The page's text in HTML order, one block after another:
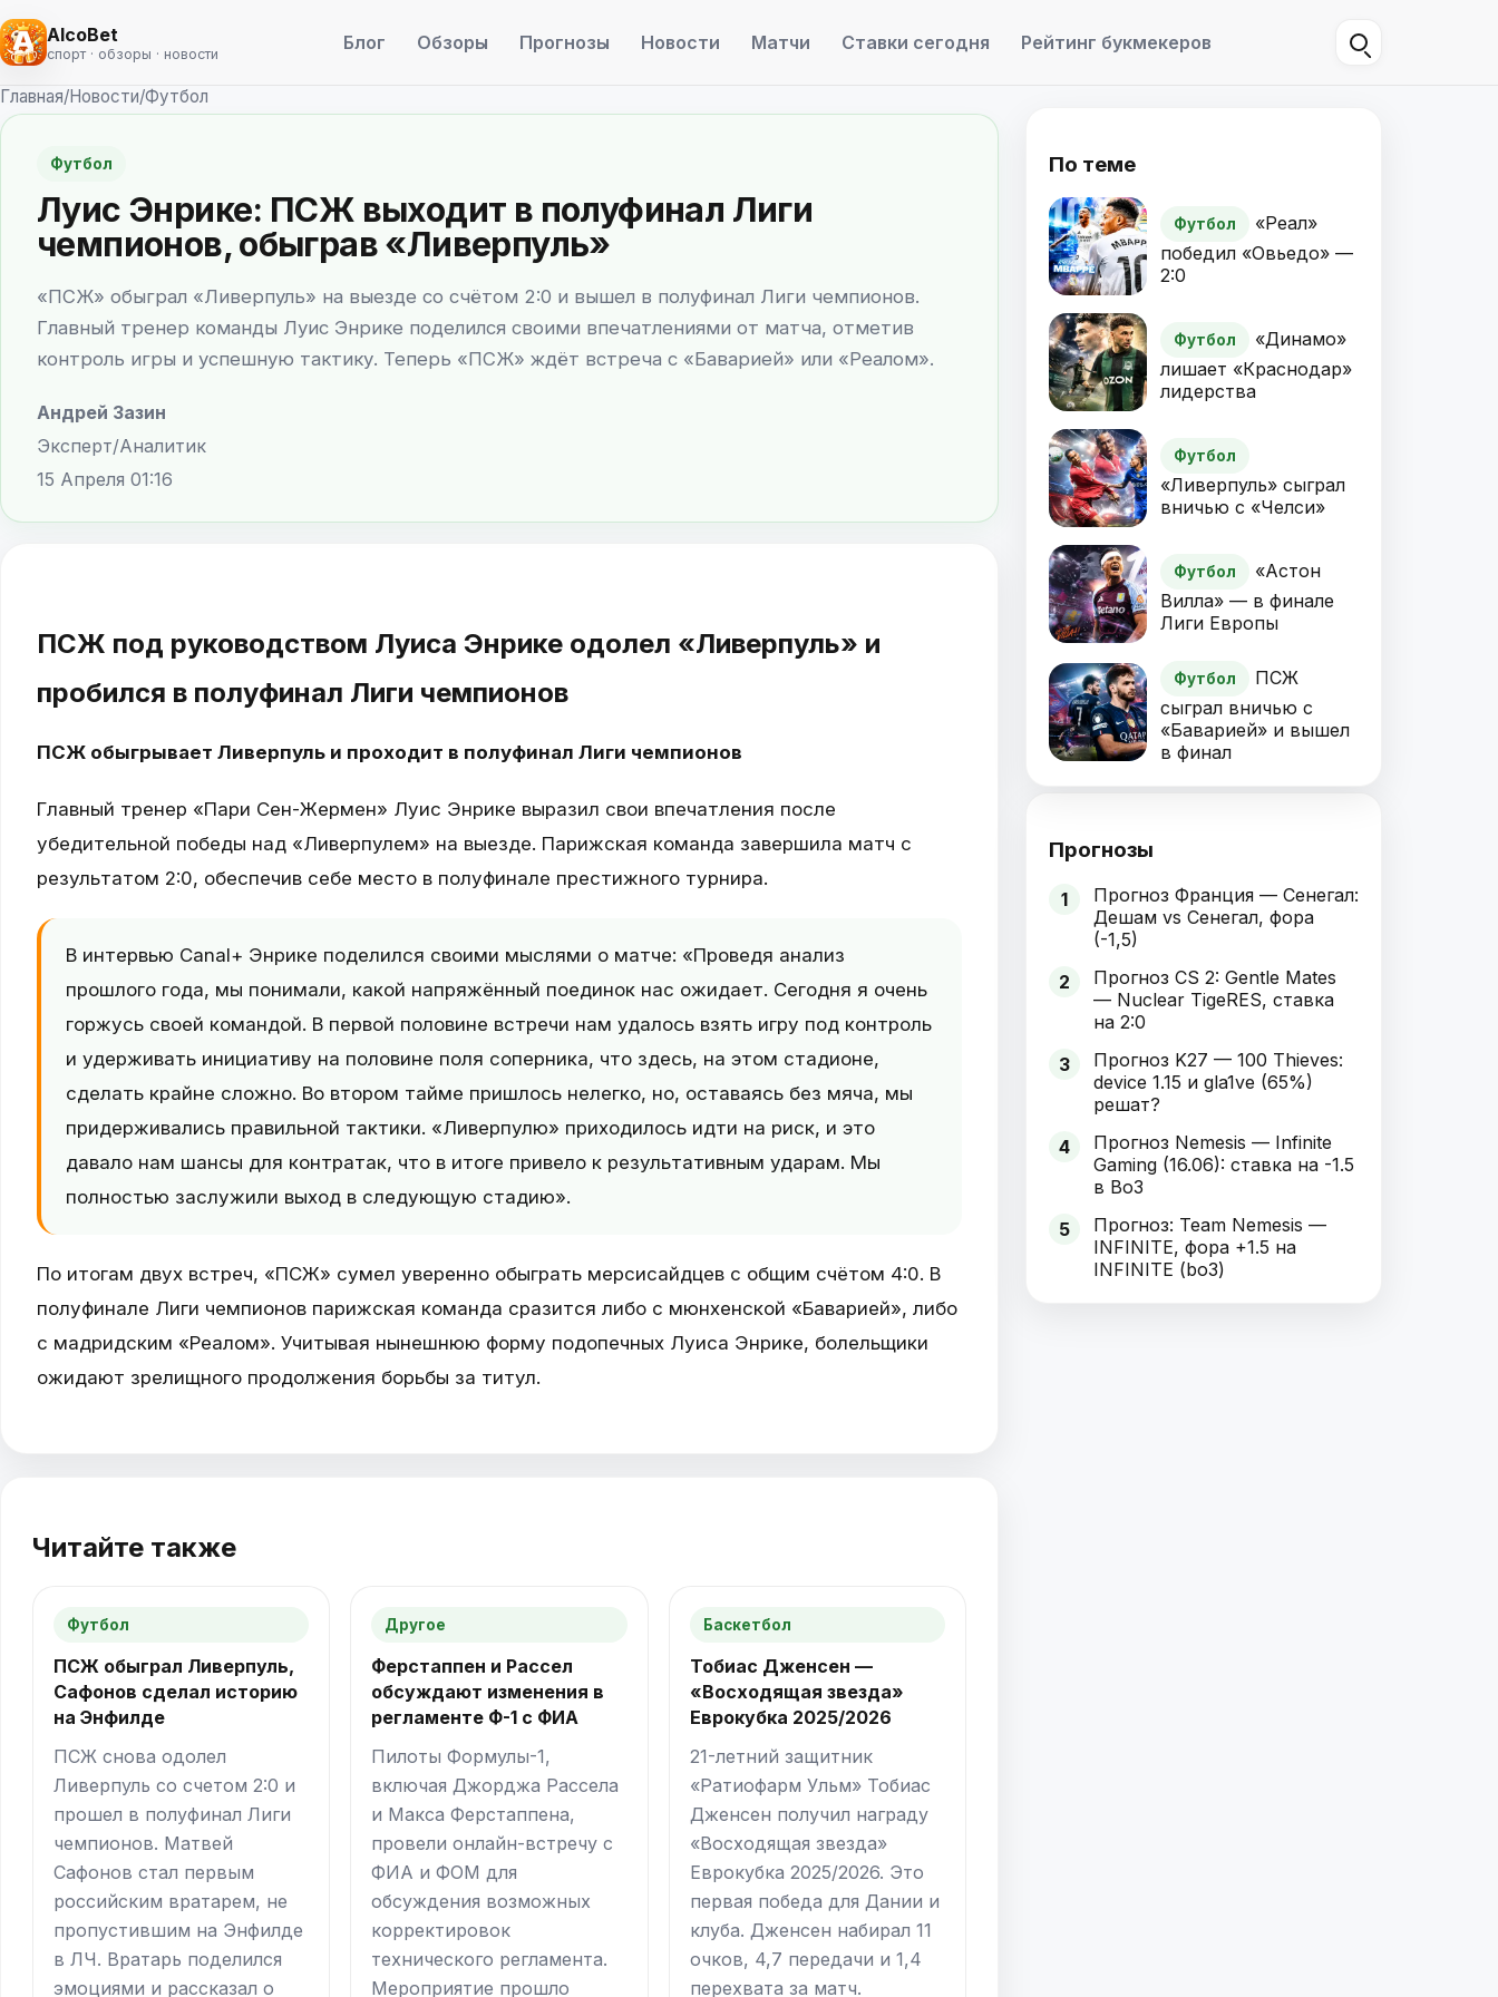
AlcoBet
спорт · обзоры · новости Блог Обзоры Прогнозы Новости Матчи Ставки сегодня Рейтинг букмекеров
Главная/Новости/Футбол
Футбол
Луис Энрике: ПСЖ выходит в полуфинал Лиги
чемпионов, обыграв «Ливерпуль»
«ПСЖ» обыграл «Ливерпуль» на выезде со счётом 2:0 и вышел в полуфинал Лиги чемпионов.
Главный тренер команды Луис Энрике поделился своими впечатлениями от матча, отметив
контроль игры и успешную тактику. Теперь «ПСЖ» ждёт встреча с «Баварией» или «Реалом».
Андрей Зазин
Эксперт/Аналитик
15 Апреля 01:16
ПСЖ под руководством Луиса Энрике одолел «Ливерпуль» и
пробился в полуфинал Лиги чемпионов
ПСЖ обыгрывает Ливерпуль и проходит в полуфинал Лиги чемпионов
Главный тренер «Пари Сен-Жермен» Луис Энрике выразил свои впечатления после
убедительной победы над «Ливерпулем» на выезде. Парижская команда завершила матч с
результатом 2:0, обеспечив себе место в полуфинале престижного турнира.
В интервью Canal+ Энрике поделился своими мыслями о матче: «Проведя анализ
прошлого года, мы понимали, какой напряжённый поединок нас ожидает. Сегодня я очень
горжусь своей командой. В первой половине встречи нам удалось взять игру под контроль
и удерживать инициативу на половине поля соперника, что здесь, на этом стадионе,
сделать крайне сложно. Во втором тайме пришлось нелегко, но, оставаясь без мяча, мы
придерживались правильной тактики. «Ливерпулю» приходилось идти на риск, и это
давало нам шансы для контратак, что в итоге привело к результативным ударам. Мы
полностью заслужили выход в следующую стадию».
По итогам двух встреч, «ПСЖ» сумел уверенно обыграть мерсисайдцев с общим счётом 4:0. В
полуфинале Лиги чемпионов парижская команда сразится либо с мюнхенской «Баварией», либо
с мадридским «Реалом». Учитывая нынешнюю форму подопечных Луиса Энрике, болельщики
ожидают зрелищного продолжения борьбы за титул.
Читайте также
Футбол
ПСЖ обыграл Ливерпуль,
Сафонов сделал историю
на Энфилде
ПСЖ снова одолел
Ливерпуль со счетом 2:0 и
прошел в полуфинал Лиги
чемпионов. Матвей
Сафонов стал первым
российским вратарем, не
пропустившим на Энфилде
в ЛЧ. Вратарь поделился
эмоциями и рассказал о
Другое
Ферстаппен и Рассел
обсуждают изменения в
регламенте Ф-1 с ФИА
Пилоты Формулы-1,
включая Джорджа Рассела
и Макса Ферстаппена,
провели онлайн-встречу с
ФИА и ФОМ для
обсуждения возможных
корректировок
технического регламента.
Мероприятие прошло
Баскетбол
Тобиас Дженсен —
«Восходящая звезда»
Еврокубка 2025/2026
21-летний защитник
«Ратиофарм Ульм» Тобиас
Дженсен получил награду
«Восходящая звезда»
Еврокубка 2025/2026. Это
первая победа для Дании и
клуба. Дженсен набирал 11
очков, 4,7 передачи и 1,4
перехвата за матч.
По теме
Футбол
«Реал»
победил «Овьедо» —
2:0
Футбол
«Динамо»
лишает «Краснодар»
лидерства
Футбол
«Ливерпуль» сыграл
вничью с «Челси»
Футбол
«Астон
Вилла» — в финале
Лиги Европы
Футбол
ПСЖ
сыграл вничью с
«Баварией» и вышел
в финал
Прогнозы
1
Прогноз Франция — Сенегал:
Дешам vs Сенегал, фора
(-1,5)
2
Прогноз CS 2: Gentle Mates
— Nuclear TigeRES, ставка
на 2:0
3
Прогноз K27 — 100 Thieves:
device 1.15 и gla1ve (65%)
решат?
4
Прогноз Nemesis — Infinite
Gaming (16.06): ставка на -1.5
в Bo3
5
Прогноз: Team Nemesis —
INFINITE, фора +1.5 на
INFINITE (bo3)